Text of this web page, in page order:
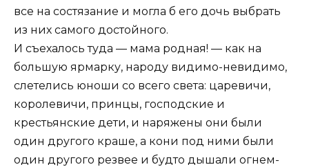
все на состязание и могла б его дочь выбрать
из них самого достойного.
И съехалось туда — мама родная! — как на
большую ярмарку, народу видимо-невидимо,
слетелись юноши со всего света: царевичи,
королевичи, принцы, господские и
крестьянские дети, и наряжены они были
один другого краше, а кони под ними были
один другого резвее и будто дышали огнем-